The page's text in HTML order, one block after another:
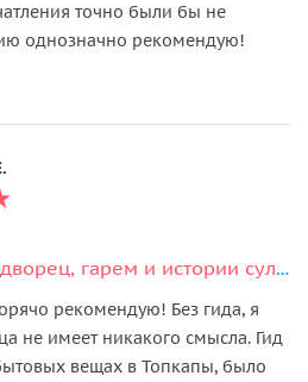
точно были бы не
однозначно рекомендую!
Пешком по Топкапы: дворец, гарем и истории султанов
рекомендую! Без гида, я
не имеет никакого смысла. Гид
вещах в Топкапы, было